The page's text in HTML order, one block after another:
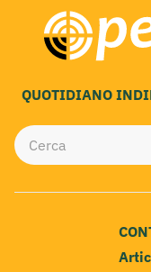
QUOTIDIANO